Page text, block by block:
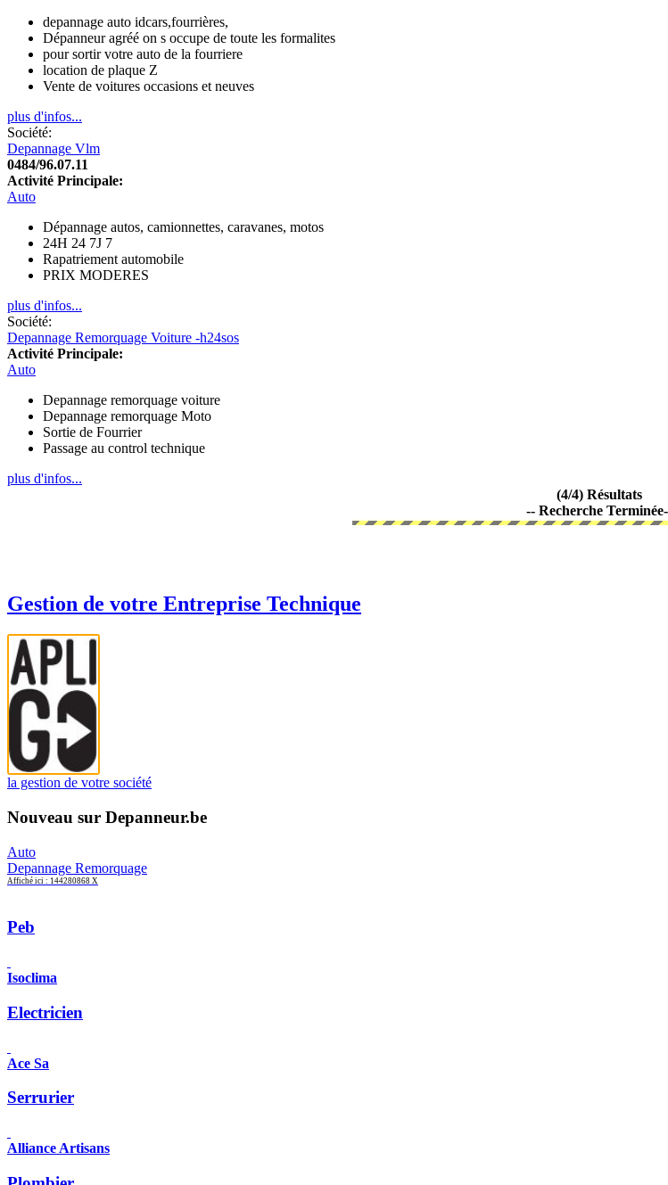
depannage auto idcars,fourrières,
Dépanneur agréé on s occupe de toute les formalites
pour sortir votre auto de la fourriere
location de plaque Z
Vente de voitures occasions et neuves
plus d'infos...
Société:
Depannage Vlm
0484/96.07.11
Activité Principale:
Auto
Dépannage autos, camionnettes, caravanes, motos
24H 24 7J 7
Rapatriement automobile
PRIX MODERES
plus d'infos...
Société:
Depannage Remorquage Voiture -h24sos
Activité Principale:
Auto
Depannage remorquage voiture
Depannage remorquage Moto
Sortie de Fourrier
Passage au control technique
plus d'infos...
(4/4) Résultats
-- Recherche
Gestion de votre Entreprise Technique
la gestion de votre société
Nouveau sur Depanneur.be
Auto
Depannage Remorquage
Affiché ici : 144280868 X
Peb
Isoclima
Electricien
Ace Sa
Serrurier
Alliance Artisans